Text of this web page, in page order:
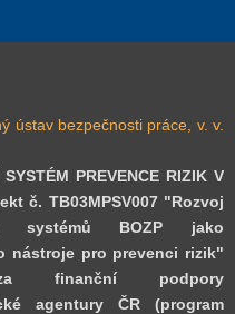
ústav bezpečnosti práce, v. v.
PREVENCE RIZIK V
č. TB03MPSV007 "Rozvoj
systémů BOZP jako
nástroje pro prevenci rizik"
finanční podpory
agentury ČR (program